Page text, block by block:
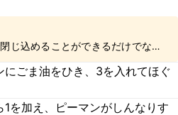
じ込めることができるだけでな
ことができますよ。
ごま油をひき、3を入れてほぐ
を加え、ピーマンがしんなりす